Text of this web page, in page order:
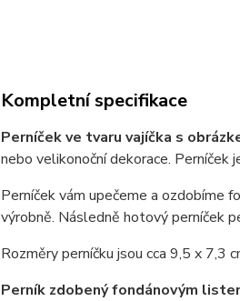
Kompletní specifikace
Perníček ve tvaru vajíčka s
nebo velikonoční dekorace. Perníček
Perníček vám upečeme a ozdobíme
výrobně. Následně hotový perníček
Rozměry perníčku jsou cca 9,5 x 7,3
Perník zdobený fondánovým